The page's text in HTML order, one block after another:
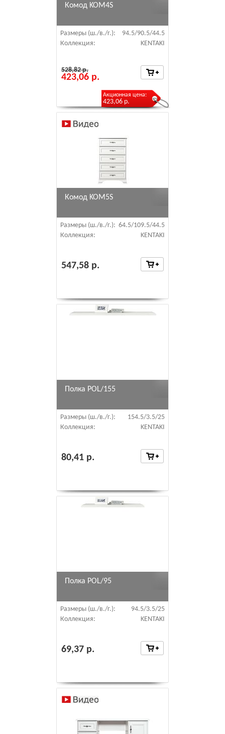
Акционная цена:
423,06 р.
Комод KOM4S
Размеры (ш./в./г.):
94.5/90.5/44.5
Коллекция:
KENTAKI
528,82 р.
423,06 р.
Комод KOM5S
Размеры (ш./в./г.): 64.5/109.5/44.5
Коллекция:
KENTAKI
547,58 р.
Полка POL/155
Размеры (ш./в./г.):
154.5/3.5/25
Коллекция:
KENTAKI
80,41 р.
Полка POL/95
Размеры (ш./в./г.):
94.5/3.5/25
Коллекция:
KENTAKI
69,37 р.